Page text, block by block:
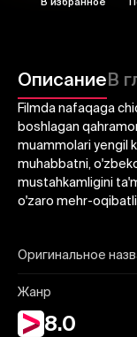
ОписаниеВ
Filmda nafaqaga
boshlagan
muammolari yengil
muhabbatni,
mustahkamligini
o'zaro mehr-
Оригинальное
Жанр
8.0